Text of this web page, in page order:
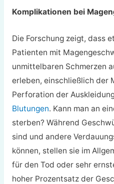
Komplikationen bei
Die Forschung zeigt, dass
Patienten mit
unmittelbaren Schmerzen
erleben, einschließlich der
Perforation der
Blutungen. Kann man an
sterben? Während
sind und andere
können, stellen sie im
für den Tod oder sehr
hoher Prozentsatz der